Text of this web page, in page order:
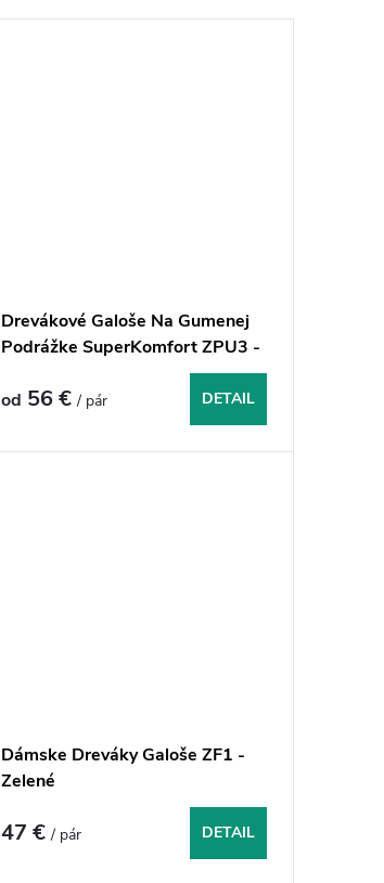
Drevákové Galoše Na Gumenej
Podrážke SuperKomfort ZPU3 -
od 56 €/ pár DETAIL
Dámske Dreváky Galoše ZF1 -
Zelené
47 €/ pár DETAIL